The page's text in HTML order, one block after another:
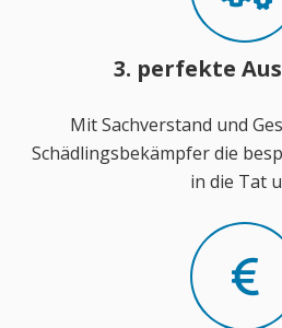
3. perfekte
Mit Sachverstand und
Schädlingsbekämpfer die
in die Tat